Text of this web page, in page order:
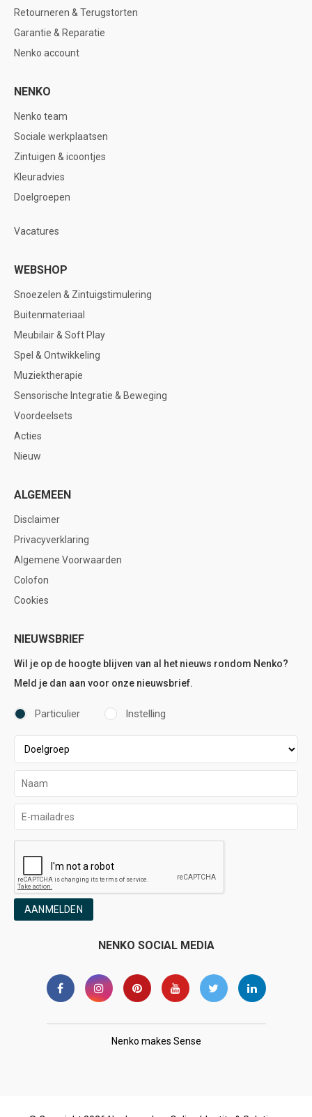
Retourneren & Terugstorten
Garantie & Reparatie
Nenko account
NENKO
Nenko team
Sociale werkplaatsen
Zintuigen & icoontjes
Kleuradvies
Doelgroepen
Vacatures
WEBSHOP
Snoezelen & Zintuigstimulering
Buitenmateriaal
Meubilair & Soft Play
Spel & Ontwikkeling
Muziektherapie
Sensorische Integratie & Beweging
Voordeelsets
Acties
Nieuw
ALGEMEEN
Disclaimer
Privacyverklaring
Algemene Voorwaarden
Colofon
Cookies
NIEUWSBRIEF
Wil je op de hoogte blijven van al het nieuws rondom Nenko?
Meld je dan aan voor onze nieuwsbrief.
Particulier Instelling
AANMELDEN
NENKO SOCIAL MEDIA
Nenko makes Sense